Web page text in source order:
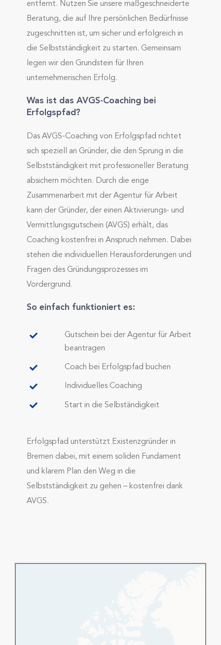
entfernt. Nutzen Sie unsere maßgeschneiderte
Beratung, die auf Ihre persönlichen Bedürfnisse
zugeschnitten ist, um sicher und erfolgreich in
die Selbstständigkeit zu starten. Gemeinsam
legen wir den Grundstein für Ihren
unternehmerischen Erfolg.
Was ist das AVGS-Coaching bei
Erfolgspfad?
Das AVGS-Coaching von Erfolgspfad richtet
sich speziell an Gründer, die den Sprung in die
Selbstständigkeit mit professioneller Beratung
absichern möchten. Durch die enge
Zusammenarbeit mit der Agentur für Arbeit
kann der Gründer, der einen Aktivierungs- und
Vermittlungsgutschein (AVGS) erhält, das
Coaching kostenfrei in Anspruch nehmen. Dabei
stehen die individuellen Herausforderungen und
Fragen des Gründungsprozesses im
Vordergrund.
So einfach funktioniert es:
Gutschein bei der Agentur für Arbeit
beantragen
Coach bei Erfolgspfad buchen
Individuelles Coaching
Start in die Selbständigkeit
Erfolgspfad unterstützt Existenzgründer in
Bremen dabei, mit einem soliden Fundament
und klarem Plan den Weg in die
Selbstständigkeit zu gehen – kostenfrei dank
AVGS.